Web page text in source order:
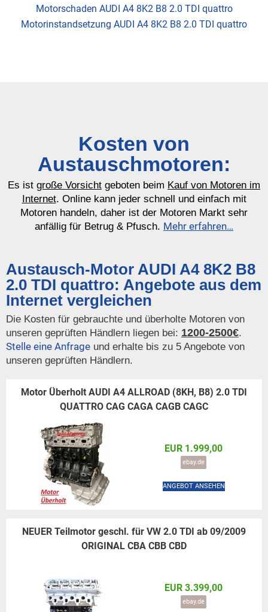
Motorschaden AUDI A4 8K2 B8 2.0 TDI quattro
Motorinstandsetzung AUDI A4 8K2 B8 2.0 TDI quattro
Kosten von
Austauschmotoren:
Es ist große Vorsicht geboten beim Kauf von Motoren im
Internet. Online kann jeder schnell und einfach mit
Motoren handeln, daher ist der Motoren Markt sehr
anfällig für Betrug & Pfusch. Mehr erfahren…
Austausch-Motor AUDI A4 8K2 B8
2.0 TDI quattro: Angebote aus dem
Internet vergleichen
Die Kosten für gebrauchte und überholte Motoren von
unseren geprüften Händlern liegen bei: 1200-2500€.
Stelle eine Anfrage und erhalte bis zu 5 Angebote von
unseren geprüften Händlern.
Motor Überholt AUDI A4 ALLROAD (8KH, B8) 2.0 TDI
QUATTRO CAG CAGA CAGB CAGC
EUR 1.999,00
ebay.de
ANGEBOT ANSEHEN
NEUER Teilmotor geschl. für VW 2.0 TDI ab 09/2009
ORIGINAL CBA CBB CBD
EUR 3.399,00
ebay.de